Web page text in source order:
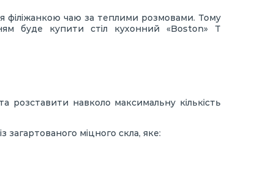
філіжанкою чаю за теплими розмовами. Тому
буде купити стіл кухонний «Boston» Т
розставити навколо максимальну кількість
міцного скла, яке: